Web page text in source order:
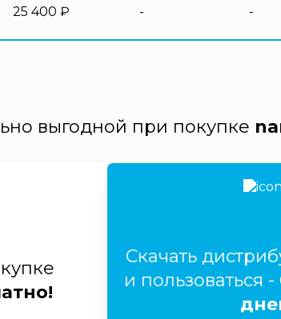
25 400 ₽ - -
выгодной при покупке
Скачать
и пользоваться -